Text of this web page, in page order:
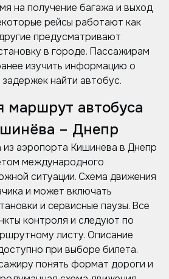
на получение багажа и выход
рейсы работают как
предусматривают
в городе. Пассажирам
изучить информацию о
найти автобус.
маршрут автобуса
– Днепр
аэропорта Кишинева в Днепр
международного
ситуации. Схема движения
и может включать
и сервисные паузы. Все
контроля и следуют по
листу. Описание
при выборе билета.
понять формат дороги и